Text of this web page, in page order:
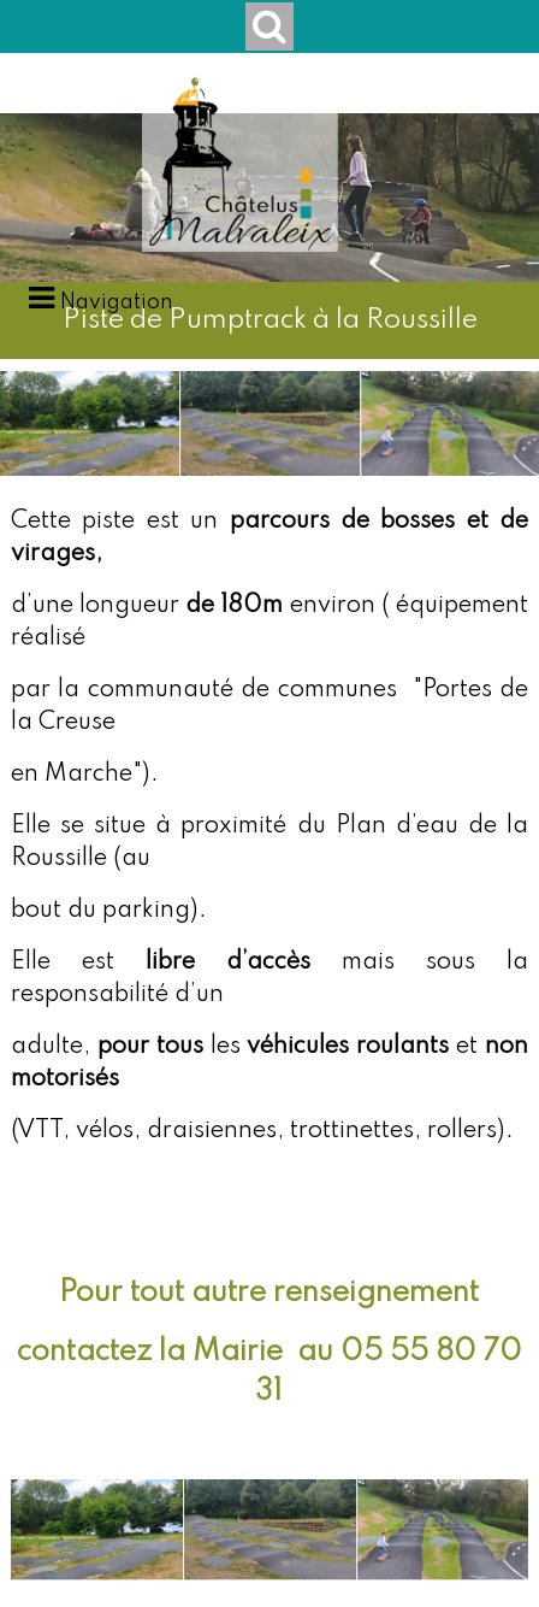
Navigation
Piste de Pumptrack à la Roussille
Cette piste est un parcours de bosses et de
virages,
d’une longueur de 180m environ ( équipement
réalisé
par la communauté de communes "Portes de
la Creuse
en Marche").
Elle se situe à proximité du Plan d’eau de la
Roussille (au
bout du parking).
Elle est libre d’accès mais sous la
responsabilité d’un
adulte, pour touslesvéhicules roulants et non
motorisés
(VTT, vélos, draisiennes, trottinettes, rollers).
Pour tout autre renseignement
contactez la Mairie au 05 55 80 70
31